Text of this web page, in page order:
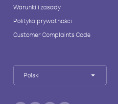
Warunki i zasady
Polityka prywatności
Customer Complaints Code
Polski